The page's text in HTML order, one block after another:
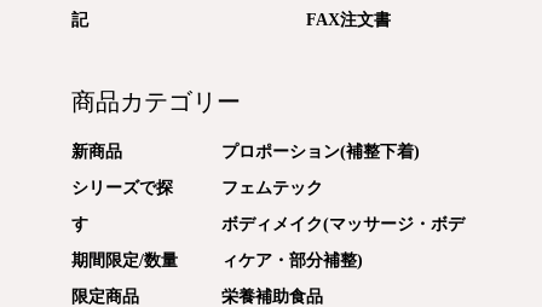
記
FAX注文書
商品カテゴリー
新商品
シリーズで探
す
期間限定/数量
限定商品
プロポーション(補整下着)
フェムテック
ボディメイク(マッサージ・ボデ
ィケア・部分補整)
栄養補助食品